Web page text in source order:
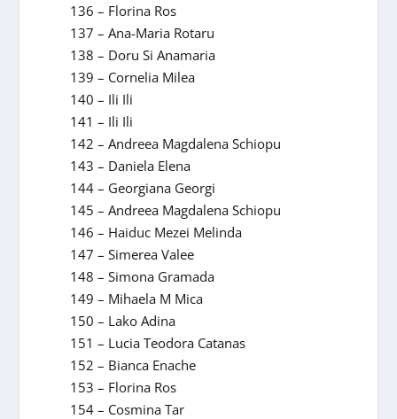
136 – Florina Ros
137 – Ana-Maria Rotaru
138 – Doru Si Anamaria
139 – Cornelia Milea
140 – Ili Ili
141 – Ili Ili
142 – Andreea Magdalena Schiopu
143 – Daniela Elena
144 – Georgiana Georgi
145 – Andreea Magdalena Schiopu
146 – Haiduc Mezei Melinda
147 – Simerea Valee
148 – Simona Gramada
149 – Mihaela M Mica
150 – Lako Adina
151 – Lucia Teodora Catanas
152 – Bianca Enache
153 – Florina Ros
154 – Cosmina Tar